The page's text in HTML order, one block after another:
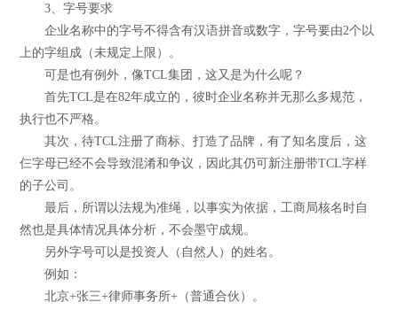
3、字号要求
企业名称中的字号不得含有汉语拼音或数字，字号要由2个以
上的字组成（未规定上限）。
可是也有例外，像TCL集团，这又是为什么呢？
首先TCL是在82年成立的，彼时企业名称并无那么多规范，
执行也不严格。
其次，待TCL注册了商标、打造了品牌，有了知名度后，这
仨字母已经不会导致混淆和争议，因此其仍可新注册带TCL字样
的子公司。
最后，所谓以法规为准绳，以事实为依据，工商局核名时自
然也是具体情况具体分析，不会墨守成规。
另外字号可以是投资人（自然人）的姓名。
例如：
北京+张三+律师事务所+（普通合伙）。